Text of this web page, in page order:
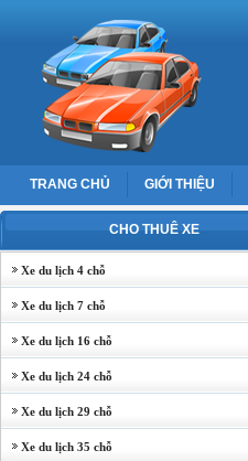
TRANG CHỦ GIỚI THIỆU
CHO THUÊ XE
Xe du lịch 4 chỗ
Xe du lịch 7 chỗ
Xe du lịch 16 chỗ
Xe du lịch 24 chỗ
Xe du lịch 29 chỗ
Xe du lịch 35 chỗ